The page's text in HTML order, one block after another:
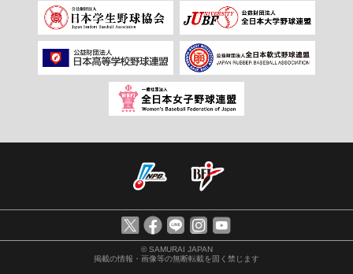
© SAMURAI JAPAN
掲載の情報・画像等の無断転載を固く禁じます